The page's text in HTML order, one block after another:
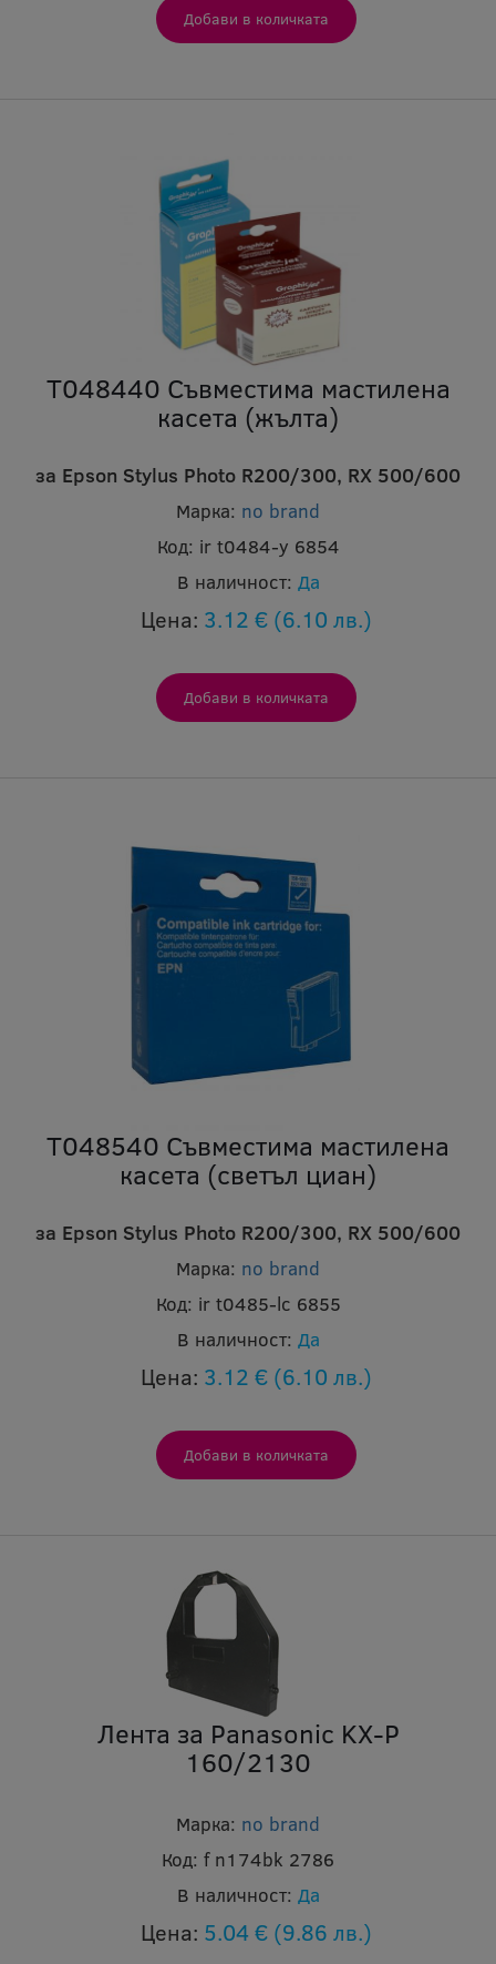
T048440 Съвместима мастилена
касета (жълта)
за Epson Stylus Photo R200/300, RX 500/600
Марка: no brand
Код: ir t0484-y 6854
В наличност: Да
Цена: 3.12 € (6.10 лв.)
T048540 Съвместима мастилена
касета (светъл циан)
за Epson Stylus Photo R200/300, RX 500/600
Марка: no brand
Код: ir t0485-lc 6855
В наличност: Да
Цена: 3.12 € (6.10 лв.)
Лента за Panasonic KX-P
160/2130
Марка: no brand
Код: f n174bk 2786
В наличност: Да
Цена: 5.04 € (9.86 лв.)